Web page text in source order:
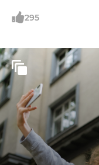
295